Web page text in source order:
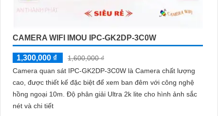
CAMERA WIFI IMOU IPC-GK2DP-3C0W
1,300,000 ₫
1,600,000 ₫
Camera quan sát IPC-GK2DP-3C0W là Camera chất lượng
cao, được thiết kế đặc biệt để xem ban đêm với công nghệ
hồng ngoại 10m. Độ phân giải Ultra 2k lite cho hình ảnh sắc
nét và chi tiết